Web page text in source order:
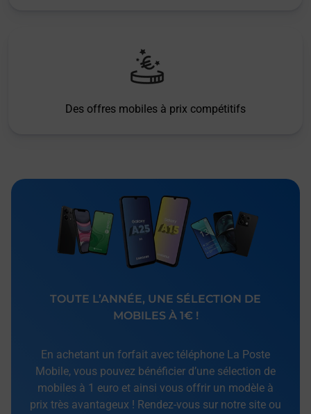
Des offres mobiles à prix compétitifs
TOUTE L’ANNÉE, UNE SÉLECTION DE
MOBILES À 1€ !
En achetant un forfait avec téléphone La Poste
Mobile, vous pouvez bénéficier d’une sélection de
mobiles à 1 euro et ainsi vous offrir un modèle à
prix très avantageux ! Rendez-vous sur notre site ou